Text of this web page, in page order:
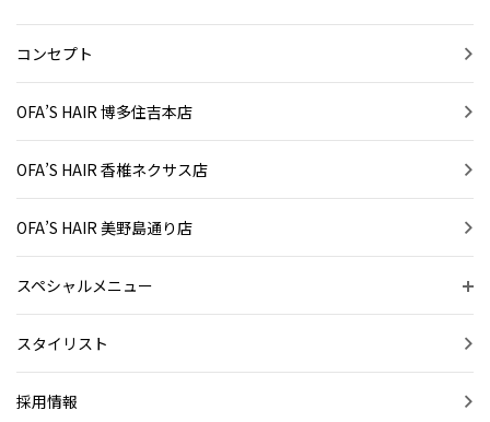
コンセプト
OFA’S HAIR 博多住吉本店
OFA’S HAIR 香椎ネクサス店
OFA’S HAIR 美野島通り店
スペシャルメニュー
スタイリスト
採用情報